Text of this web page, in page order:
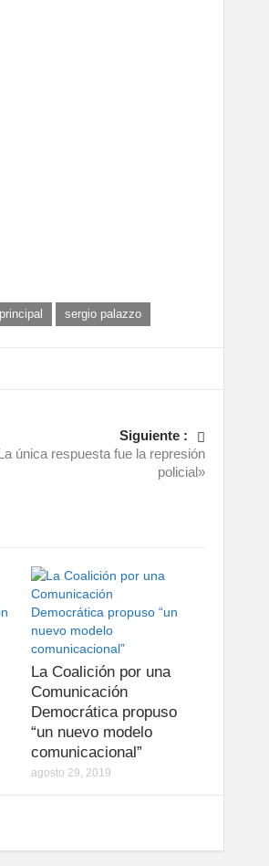
principal sergio palazzo
Siguiente :
única respuesta fue la represión
policial»
La Coalición por una
Comunicación
Democrática propuso
“un nuevo modelo
comunicacional”
agosto 29, 2019